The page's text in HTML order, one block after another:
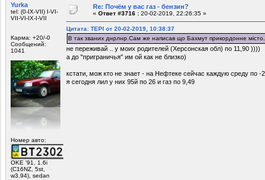
Yurka
tel: (0-IX-VII) I-VI-
VII-VI-IX-I-VII
Карма: +20/-0
Сообщений:
1041
Номер авто:
OKE '91, 1.6i
(C16NZ, 5st,
w3.94), sedan
Re: Почём у вас газ - бензин?
« Ответ #3716 : 20-02-2019, 22:26:35 »
Цитата: ТЕРІ от 20-02-2019, 10:38:37
В так званих днрлнр.Сам же написав що Бахмут прикордонне місто.
не переживай .. у моих родителей (Херсонская обл) по 11,90 ))))
а до "приграничья" им ой как не близко)
кстати, мож кто не знает - на Нефтеке сейчас каждую среду по -2
я сегодня лил у них 95й по 26 и газ по 9,49